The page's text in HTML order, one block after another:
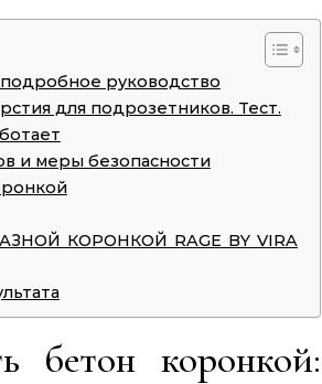
руководство
для подрозетников. Тест.
и меры безопасности
КОРОНКОЙ RAGE BY VIRA
бетон коронкой: